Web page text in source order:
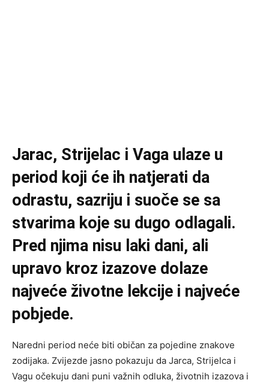
Jarac, Strijelac i Vaga ulaze u
period koji će ih natjerati da
odrastu, sazriju i suoče se sa
stvarima koje su dugo odlagali.
Pred njima nisu laki dani, ali
upravo kroz izazove dolaze
najveće životne lekcije i najveće
pobjede.
Naredni period neće biti običan za pojedine znakove
zodijaka. Zvijezde jasno pokazuju da Jarca, Strijelca i
Vagu očekuju dani puni važnih odluka, životnih izazova i